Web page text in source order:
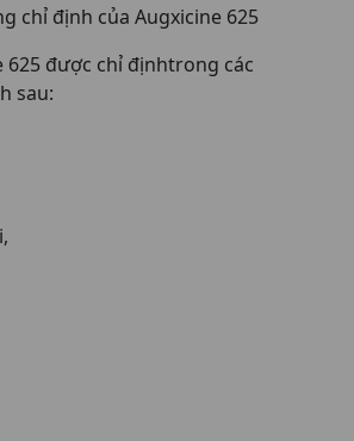
chỉ định của Augxicine 625
625 được chỉ địnhtrong các
sau: